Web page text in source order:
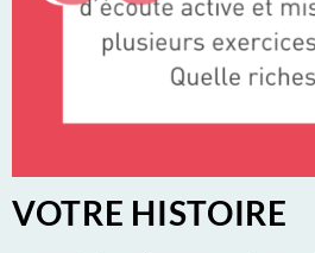
VOTRE HISTOIRE